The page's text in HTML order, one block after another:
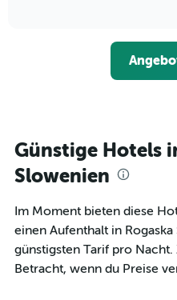
Zimmerpreis
durchschnittlichen
jeweiligen
Wochentag.
Das
Diagramm
1
X-
Achse,
die
Günstige Hotels
Slowenien
Im Moment bieten diese
einen Aufenthalt in
günstigsten Tarif pro
Betracht, wenn du Preise